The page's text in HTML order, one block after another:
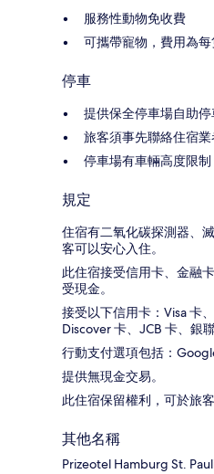
服務性動物免收費
可攜帶寵物，費用為每
停車
提供保全停車場自助
旅客須事先聯絡住宿
停車場有車輛高度限制
規定
住宿有二氧化碳探測器、
客可以安心入住。
此住宿接受信用卡、金融
受現金。
接受以下信用卡：Visa 卡
Discover 卡、JCB 卡、銀
行動支付選項包括：
提供無現金交易。
此住宿保留權利，可於旅
其他名稱
Prizeotel Hamburg St.